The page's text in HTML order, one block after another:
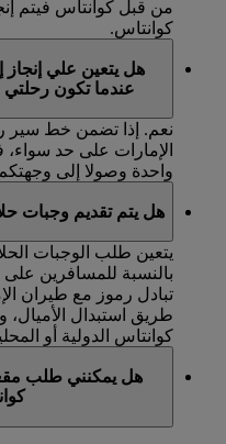
من قبل كوانتاس فيتم
كوانتاس.
هل يتعين علي
عندما تكون
نعم. إذا تضمن خط سير
الإمارات على حد
واحدة وصولا إلى وجهتكم
هل يتم تقديم وجبات
يتعين طلب الوجبات
بالنسبة للمسافرين
تبادل رموز مع طيران
طريق استبدال
كوانتاس الدولية أو
هل يمكنني طلب